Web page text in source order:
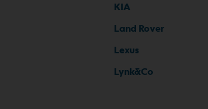
KIA
Land Rover
Lexus
Lynk&Co